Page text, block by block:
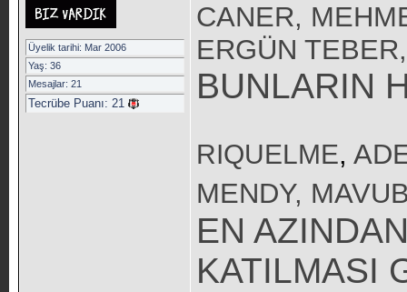
Üyelik tarihi: Mar 2006
Yaş: 36
Mesajlar: 21
Tecrübe Puanı: 21
CANER,
ERGÜN
BUNLARIN
RIQUELME,
MENDY,
EN
KATILMASI